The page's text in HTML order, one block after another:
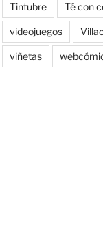
Tintubre Té con
videojuegos
viñetas